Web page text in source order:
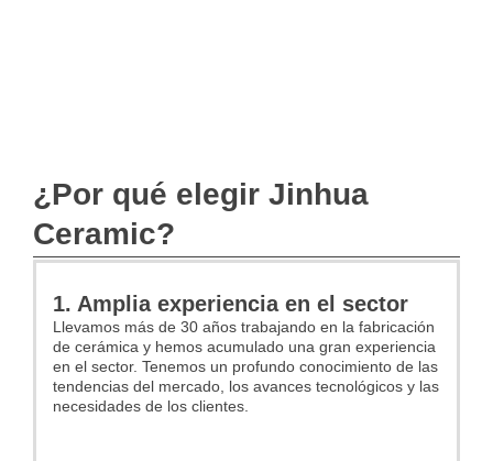
¿Por qué elegir Jinhua
Ceramic?
1. Amplia experiencia en el sector
Llevamos más de 30 años trabajando en la fabricación
de cerámica y hemos acumulado una gran experiencia
en el sector. Tenemos un profundo conocimiento de las
tendencias del mercado, los avances tecnológicos y las
necesidades de los clientes.